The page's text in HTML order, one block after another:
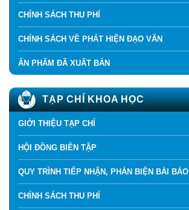
CHÍNH SÁCH THU PHÍ
CHÍNH SÁCH VỀ PHÁT HIỆN ĐẠO VĂN
ẤN PHẨM ĐÃ XUẤT BẢN
TẠP CHÍ KHOA HỌC
GIỚI THIỆU TẠP CHÍ
HỘI ĐỒNG BIÊN TẬP
QUY TRÌNH TIẾP NHẬN, PHẢN BIỆN BÀI BÁO
CHÍNH SÁCH THU PHÍ